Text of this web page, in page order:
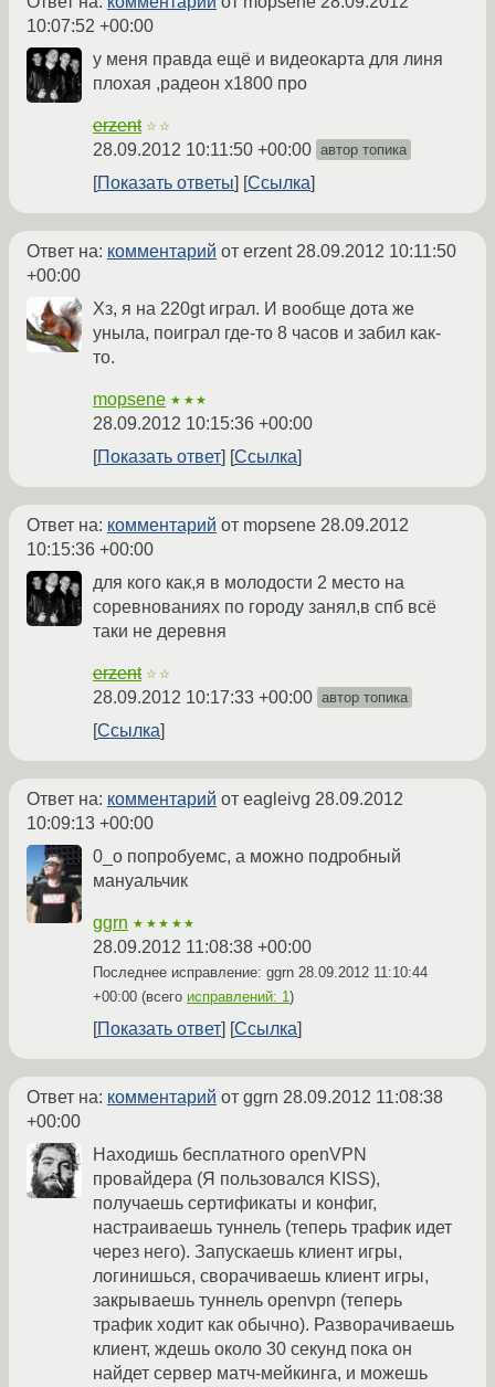
10:07:52 +00:00
у меня правда ещё и видеокарта для линя
плохая ,радеон х1800 про
erzent ☆☆
28.09.2012 10:11:50 +00:00 автор топика
Показать ответы Ссылка
Ответ на: комментарий от erzent28.09.2012 10:11:50
+00:00
Хз, я на 220gt играл. И вообще дота же
уныла, поиграл где-то 8 часов и забил как-
то.
mopsene ★★★
28.09.2012 10:15:36 +00:00
Показать ответ
Ссылка
Ответ на: комментарий от mopsene 28.09.2012
10:15:36 +00:00
для кого как,я в молодости 2 место на
соревнованиях по городу занял,в спб всё
таки не деревня
erzent ☆☆
28.09.2012 10:17:33 +00:00 автор топика
Ссылка
Ответ на: комментарий от eagleivg 28.09.2012
10:09:13 +00:00
0_о попробуемс, а можно подробный
мануальчик
ggrn ★★★★★
28.09.2012 11:08:38 +00:00
Последнее исправление: ggrn 28.09.2012 11:10:44
+00:00 (всего исправлений: 1)
Показать ответ Ссылка
Ответ на: комментарий от ggrn 28.09.2012 11:08:38
+00:00
Находишь бесплатного openVPN
провайдера (Я пользовался KISS),
получаешь сертификаты и конфиг,
настраиваешь туннель (теперь трафик идет
через него). Запускаешь клиент игры,
логинишься, сворачиваешь клиент игры,
закрываешь туннель openvpn (теперь
трафик ходит как обычно). Разворачиваешь
клиент, ждешь около 30 секунд пока он
найдет сервер матч-мейкинга, и можешь